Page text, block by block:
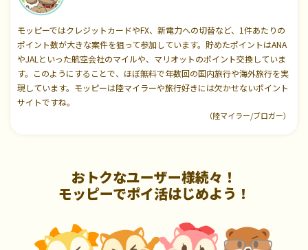
モッピーではクレジットカードやFX、新電力への切替など、1件あたりの
ポイント数が大きな案件を狙って参加しています。貯めたポイントはANA
やJALといった航空会社のマイルや、マリオットのポイント交換していま
す。このようにすることで、ほぼ無料で年数回の国内旅行や海外旅行を実
現しています。モッピーは陸マイラーや旅行好きには欠かせないポイント
サイトですね。
（陸マイラー/ブロガー）
おトクなユーザー様続々！
モッピーでポイ活はじめよう！